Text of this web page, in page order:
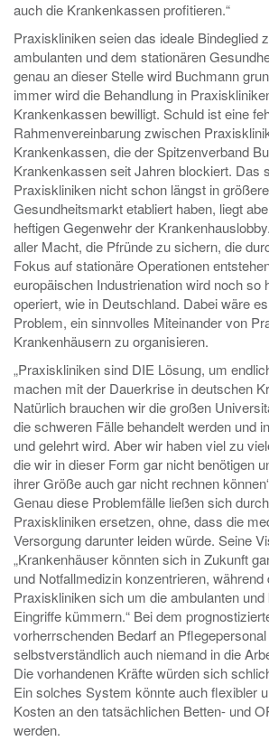
auch die Krankenkassen profitieren.“
Praxiskliniken seien das ideale Bindeglied
ambulanten und dem stationären
genau an dieser Stelle wird Buchmann
immer wird die Behandlung in
Krankenkassen bewilligt. Schuld ist eine
Rahmenvereinbarung zwischen
Krankenkassen, die der Spitzenverband
Krankenkassen seit Jahren blockiert. Das
Praxiskliniken nicht schon längst in
Gesundheitsmarkt etabliert haben, liegt
heftigen Gegenwehr der
aller Macht, die Pfründe zu sichern, die
Fokus auf stationäre Operationen
europäischen Industrienation wird noch so
operiert, wie in Deutschland. Dabei wäre
Problem, ein sinnvolles Miteinander von
Krankenhäusern zu organisieren.
„Praxiskliniken sind DIE Lösung, um
machen mit der Dauerkrise in deutschen
Natürlich brauchen wir die großen
die schweren Fälle behandelt werden und
und gelehrt wird. Aber wir haben viel zu
die wir in dieser Form gar nicht benötigen
ihrer Größe auch gar nicht rechnen
Genau diese Problemfälle ließen sich
Praxiskliniken ersetzen, ohne, dass die
Versorgung darunter leiden würde. Seine
„Krankenhäuser könnten sich in Zukunft
und Notfallmedizin konzentrieren,
Praxiskliniken sich um die ambulanten
Eingriffe kümmern.“ Bei dem
vorherrschenden Bedarf an
selbstverständlich auch niemand in die
Die vorhandenen Kräfte würden sich
Ein solches System könnte auch flexibler
Kosten an den tatsächlichen Betten- und
werden.